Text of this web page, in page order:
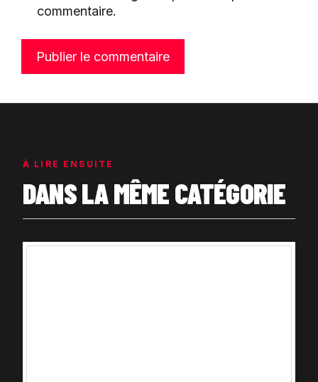
commentaire.
À LIRE ENSUITE
DANS LA MÊME CATÉGORIE